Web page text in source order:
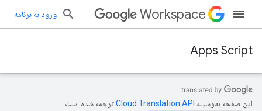
Workspace ورود به برنامه
Apps Script
این صفحه به‌وسیله ترجمه شده است.